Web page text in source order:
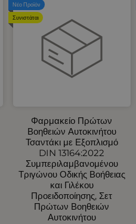
Φαρμακείο Πρώτων
Βοηθειών Αυτοκινήτου
Τσαντάκι με Εξοπλισμό
DIN 13164:2022
Συμπεριλαμβανομένου
Τριγώνου Οδικής Βοήθειας
και Γιλέκου
Προειδοποίησης, Σετ
Πρώτων Βοηθειών
Αυτοκινήτου
Νέο Προϊόν
Συνιστάται